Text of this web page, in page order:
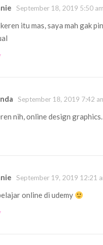
September 18, 2019 5:50 am
itu mas, saya mah gak
September 18, 2019 7:42
nih, online design graphics.
September 19, 2019 12:21
online di udemy